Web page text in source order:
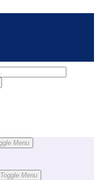
Menu
Toggle Menu